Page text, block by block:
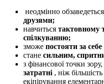
неодмінно обзаведеться
друзями;
навчиться тактовному
спілкуванню;
зможе постояти за себе
стане сильним,
з фінансової точки
затратні , ніж
екіпірування